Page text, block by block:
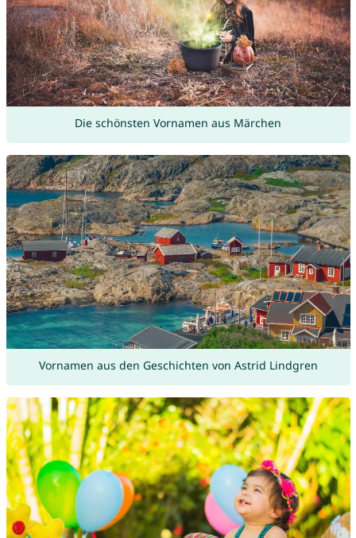
Die schönsten Vornamen aus Märchen
Vornamen aus den Geschichten von Astrid Lindgren